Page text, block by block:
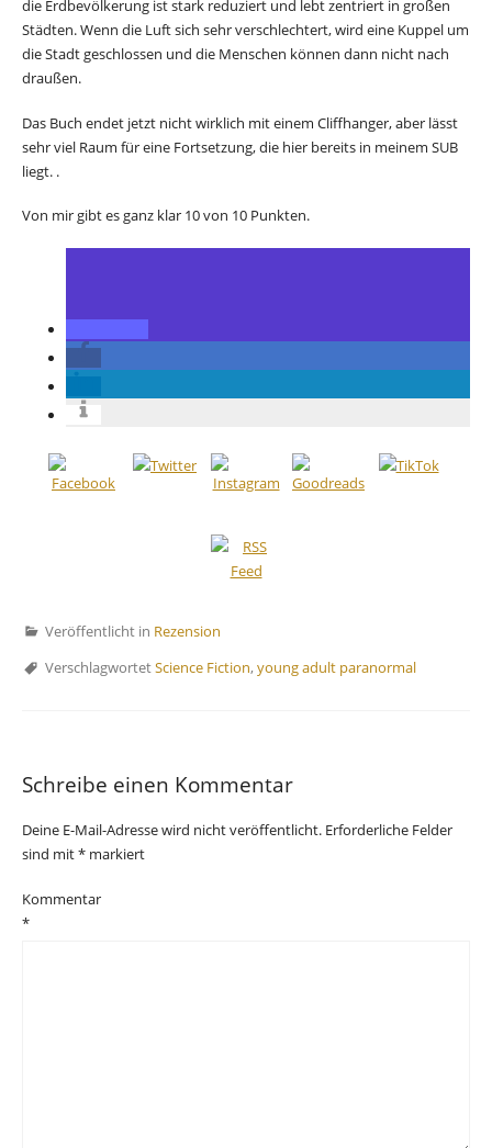
die Erdbevölkerung ist stark reduziert und lebt zentriert in großen
Städten. Wenn die Luft sich sehr verschlechtert, wird eine Kuppel um
die Stadt geschlossen und die Menschen können dann nicht nach
draußen.
Das Buch endet jetzt nicht wirklich mit einem Cliffhanger, aber lässt
sehr viel Raum für eine Fortsetzung, die hier bereits in meinem SUB
liegt. .
Von mir gibt es ganz klar 10 von 10 Punkten.
Veröffentlicht in Rezension
VerschlagwortetScience Fiction,young adult paranormal
Schreibe einen Kommentar
Deine E-Mail-Adresse wird nicht veröffentlicht. Erforderliche Felder
sind mit* markiert
Kommentar
*